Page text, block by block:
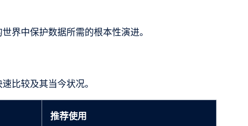
界中保护数据所需的根本性演进。
比较及其当今状况。
推荐使用